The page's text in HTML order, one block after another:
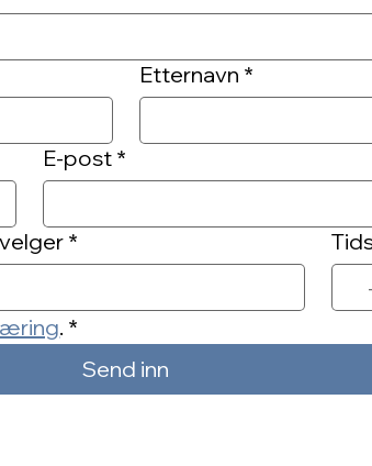
Etternavn *
E-post *
*
. *
Send inn